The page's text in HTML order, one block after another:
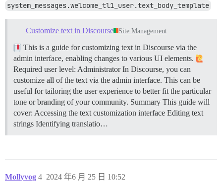
system_messages.welcome_tl1_user.text_body_template
Customize text in Discourse Site Management
This is a guide for customizing text in Discourse via the
admin interface, enabling changes to various UI elements.
Required user level: Administrator In Discourse, you can
customize all of the text via the admin interface. This can be
useful for tailoring the user experience to better fit the particular
tone or branding of your community. Summary This guide will
cover: Accessing the text customization interface Editing text
strings Identifying translatio…
Mollyvog 2024 年6 月 25 日 10:52
4